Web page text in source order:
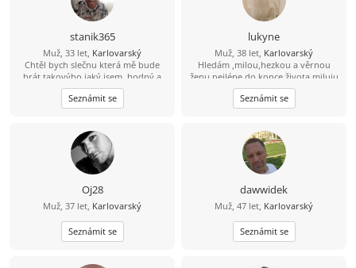
stanik365
Muž, 33 let, Karlovarský
Chtěl bych slečnu která mě bude
brát takovýho jaký jsem, hodný a
romantický a věrný a přátelský, jo a
ještě která by chtěla ještě se mnou
pět dětí.
Seznámit se
lukyne
Muž, 38 let, Karlovarský
Hledám ,milou,hezkou a věrnou
ženu nejlépe do konce života,miluju
přírodu,jízdu na kole, masáže,more,
sluníčko,poznávání nových zemí
Seznámit se
Oj28
Muž, 37 let, Karlovarský
Seznámit se
dawwidek
Muž, 47 let, Karlovarský
Seznámit se